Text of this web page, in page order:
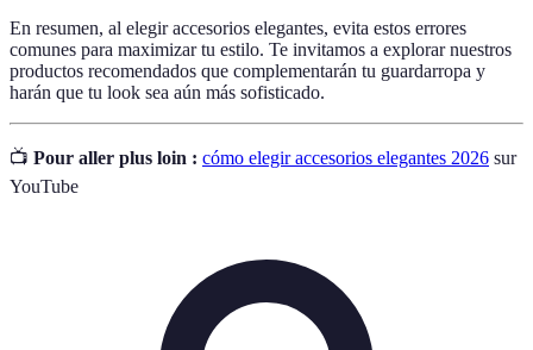
En resumen, al elegir accesorios elegantes, evita estos errores
comunes para maximizar tu estilo. Te invitamos a explorar nuestros
productos recomendados que complementarán tu guardarropa y
harán que tu look sea aún más sofisticado.
📺 Pour aller plus loin : cómo elegir accesorios elegantes 2026 sur
YouTube